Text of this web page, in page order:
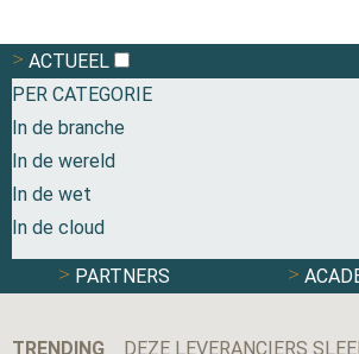
ACTUEEL
PER CATEGORIE
In de branche
In de wereld
In de wet
In de cloud
PARTNERS
TRENDING DEZE LEVERANCIERS